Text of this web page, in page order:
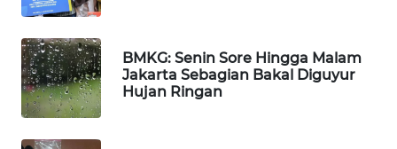
BMKG: Senin Sore Hingga Malam
Jakarta Sebagian Bakal Diguyur
Hujan Ringan
UMKM
WAHANA
SELEB